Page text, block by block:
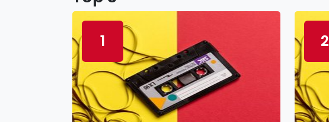
1 2